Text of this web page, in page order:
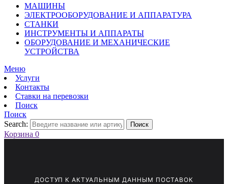
МАШИНЫ
ЭЛЕКТРООБОРУДОВАНИЕ И АППАРАТУРА
СТАНКИ
ИНСТРУМЕНТЫ И АППАРАТЫ
ОБОРУДОВАНИЕ И МЕХАНИЧЕСКИЕ
УСТРОЙСТВА
Меню
Услуги
Контакты
Ставки на перевозки
Поиск
Поиск
Search:
Поиск
Корзина 0
ДОСТУП К АКТУАЛЬНЫМ ДАННЫМ ПОСТАВОК